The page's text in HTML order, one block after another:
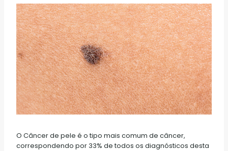
O Câncer de pele é o tipo mais comum de câncer,
correspondendo por 33% de todos os diagnósticos desta